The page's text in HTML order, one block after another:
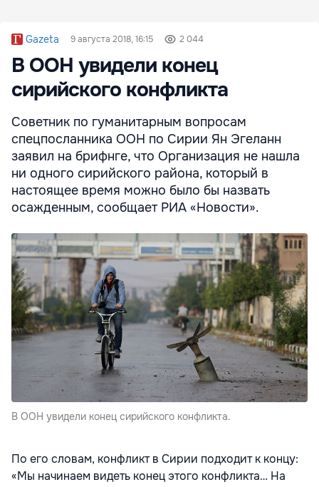
Gazeta 9 августа 2018, 16:15 2 044
В ООН увидели конец
сирийского конфликта
Советник по гуманитарным вопросам
спецпосланника ООН по Сирии Ян Эгеланн
заявил на брифнге, что Организация не нашла
ни одного сирийского района, который в
настоящее время можно было бы назвать
осажденным, сообщает РИА «Новости».
В ООН увидели конец сирийского конфликта.
По его словам, конфликт в Сирии подходит к концу:
«Мы начинаем видеть конец этого конфликта… На